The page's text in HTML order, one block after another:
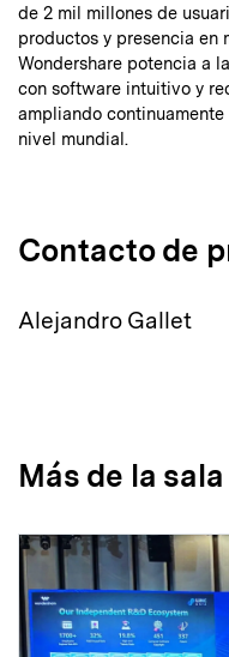
de 2 mil millones de
productos y presencia en
Wondershare potencia a
con software intuitivo y
ampliando
nivel mundial.
Contacto de
Alejandro Gallet
Más de la